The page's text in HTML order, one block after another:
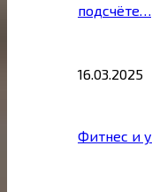
подсчёте…
16.03.2025
Фитнес и